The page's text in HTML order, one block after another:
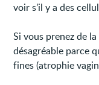
voir s’il y a des
Si vous prenez de
désagréable parce
fines (atrophie